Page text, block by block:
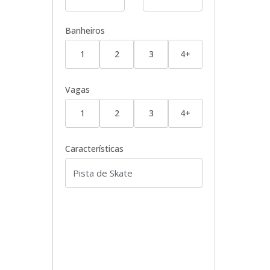
Banheiros
1 2 3 4+
Vagas
1 2 3 4+
Características